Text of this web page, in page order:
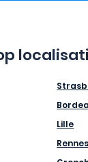
Lille
Rennes